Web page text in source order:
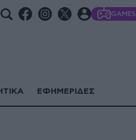
GAMES
ΕΦΗΜΕΡΙΔΕΣ